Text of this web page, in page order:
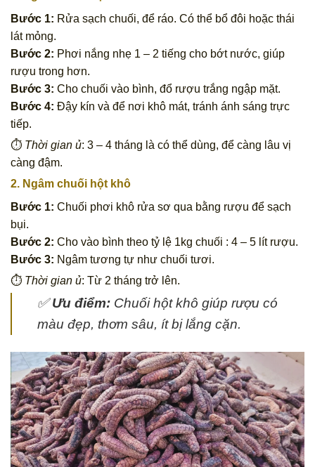
Bước 1: Rửa sạch chuối, để ráo. Có thể bổ đôi hoặc thái
lát mỏng.
Bước 2: Phơi nắng nhẹ 1 – 2 tiếng cho bớt nước, giúp
rượu trong hơn.
Bước 3: Cho chuối vào bình, đổ rượu trắng ngập mặt.
Bước 4: Đậy kín và để nơi khô mát, tránh ánh sáng trực
tiếp.
⏱ Thời gian ủ: 3 – 4 tháng là có thể dùng, để càng lâu vị
càng đậm.
2. Ngâm chuối hột khô
Bước 1: Chuối phơi khô rửa sơ qua bằng rượu để sạch
bụi.
Bước 2: Cho vào bình theo tỷ lệ 1kg chuối : 4 – 5 lít rượu.
Bước 3: Ngâm tương tự như chuối tươi.
⏱ Thời gian ủ: Từ 2 tháng trở lên.
✅Ưu điểm: Chuối hột khô giúp rượu có
màu đẹp, thơm sâu, ít bị lắng cặn.